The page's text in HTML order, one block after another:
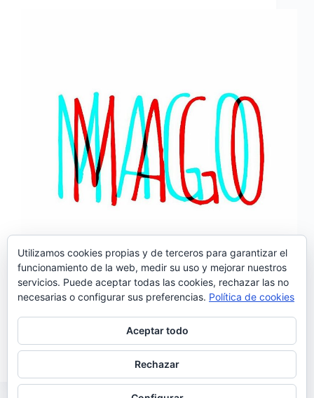
Mago es el alter ego de Mário André Gonçalves
Oliveira y «The Length of a Line», su epé de estreno
en solitario. De este primer trabajo, el músico dice:
<<Este disco surge del trabajo desarrollado en la
desconstrucción del concepto y…
Noemí Sánchez
01/01/2017
Utilizamos cookies propias y de terceros para garantizar el
funcionamiento de la web, medir su uso y mejorar nuestros
servicios. Puede aceptar todas las cookies, rechazar las no
necesarias o configurar sus preferencias. Política de cookies
Aceptar todo
Rechazar